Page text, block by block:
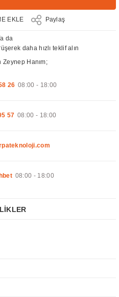
Paylaş
da
daha hızlı teklif alın
Zeynep Hanım;
26 08:00 - 18:00
57 08:00 - 18:00
08:00 - 18:00